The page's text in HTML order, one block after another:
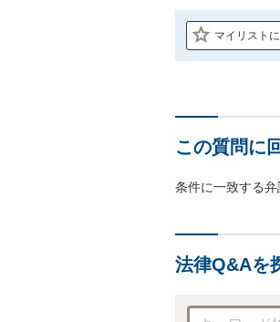
マイリスト
この質問に
条件に一致する
法律Q&Aを